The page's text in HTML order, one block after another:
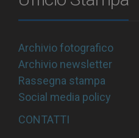
Archivio fotografico
Archivio newsletter
Rassegna stampa
Social media policy
CONTATTI